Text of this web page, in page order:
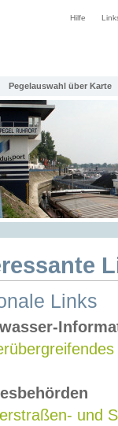
Hilfe
Pegelauswahl über Karte
Links
und